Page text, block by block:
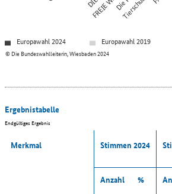
© Die Bundeswahlleiterin, Wiesbaden 2024
Europawahl 2024
Europawahl 2019
Ergebnistabelle
Endgültiges Ergebnis
Merkmal Stimmen 2024
Anzahl %